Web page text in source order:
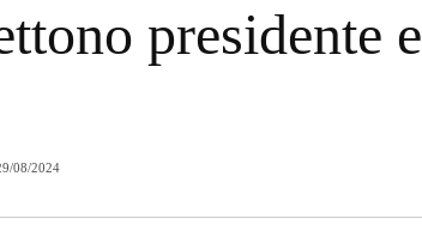
n
i
presidente
08/2024